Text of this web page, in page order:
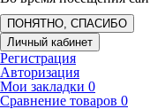
ПОНЯТНО, СПАСИБО
Личный кабинет
Регистрация
Авторизация
Мои закладки 0
Сравнение товаров 0